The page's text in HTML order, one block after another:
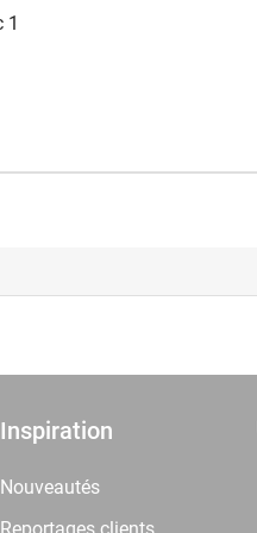
1
Inspiration
Nouveautés